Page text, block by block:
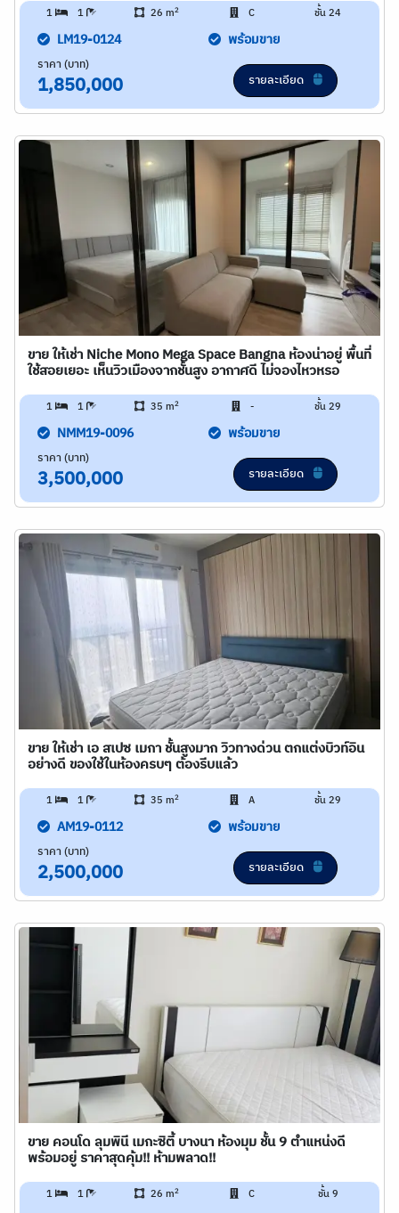
1 1 26 m2 C ชั้น 24
LM19-0124 พร้อมขาย
ราคา (บาท)
1,850,000 รายละเอียด
ขาย ให้เช่า Niche Mono Mega Space Bangna ห้องน่าอยู่ พื้นที่
ใช้สอยเยอะ เห็นวิวเมืองจากชั้นสูง อากาศดี ไม่จองไหวหรอ
1 1 35 m2 - ชั้น 29
NMM19-0096 พร้อมขาย
ราคา (บาท)
3,500,000 รายละเอียด
ขาย ให้เช่า เอ สเปซ เมกา ชั้นสูงมาก วิวทางด่วน ตกแต่งบิวท์อิน
อย่างดี ของใช้ในห้องครบๆ ต้องรีบแล้ว
1 1 35 m2 A ชั้น 29
AM19-0112 พร้อมขาย
ราคา (บาท)
2,500,000 รายละเอียด
ขาย คอนโด ลุมพินี เมกะซิตี้ บางนา ห้องมุม ชั้น 9 ตำแหน่งดี
พร้อมอยู่ ราคาสุดคุ้ม!! ห้ามพลาด!!
1 1 26 m2 C ชั้น 9